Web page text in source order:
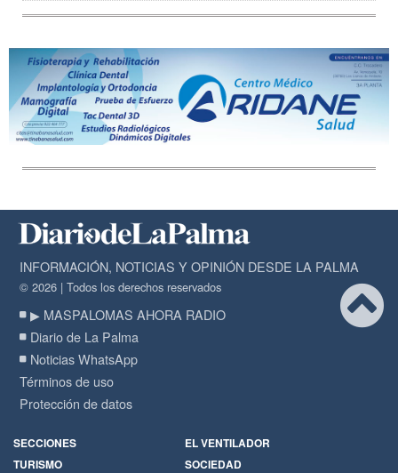
INFORMACIÓN, NOTICIAS Y OPINIÓN DESDE LA PALMA
© 2026 | Todos los derechos reservados
▶ MASPALOMAS AHORA RADIO
Diario de La Palma
Noticias WhatsApp
Términos de uso
Protección de datos
SECCIONES
EL VENTILADOR
TURISMO
SOCIEDAD